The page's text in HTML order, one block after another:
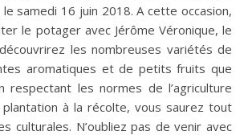
samedi 16 juin 2018. A cette occasion,
le potager avec Jérôme Véronique, le
les nombreuses variétés de
aromatiques et de petits fruits que
respectant les normes de l’agriculture
plantation à la récolte, vous saurez tout
culturales. N’oubliez pas de venir avec